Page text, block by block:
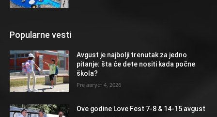
Popularne vesti
Avgust je najbolji trenutak za jedno
pitanje: šta će dete nositi kada počne
škola?
август 4, 2026
Ove godine Love Fest 7-8 & 14-15 avgust